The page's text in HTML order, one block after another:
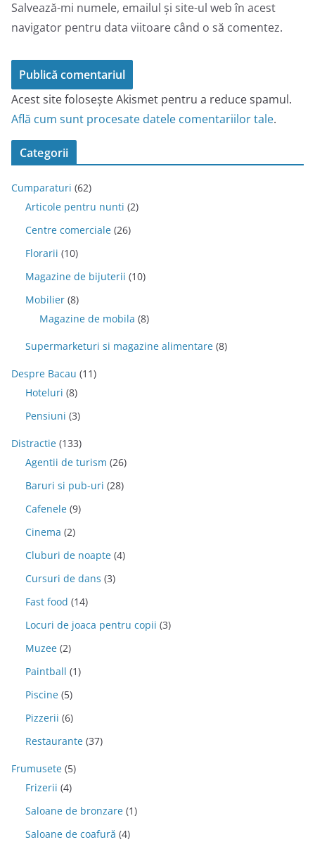
Salvează-mi numele, emailul și site-ul web în acest
navigator pentru data viitoare când o să comentez.
Acest site folosește Akismet pentru a reduce spamul.
Află cum sunt procesate datele comentariilor tale.
Categorii
Cumparaturi (62)
Articole pentru nunti (2)
Centre comerciale (26)
Florarii (10)
Magazine de bijuterii (10)
Mobilier (8)
Magazine de mobila (8)
Supermarketuri si magazine alimentare (8)
Despre Bacau (11)
Hoteluri (8)
Pensiuni (3)
Distractie (133)
Agentii de turism (26)
Baruri si pub-uri (28)
Cafenele (9)
Cinema (2)
Cluburi de noapte (4)
Cursuri de dans (3)
Fast food (14)
Locuri de joaca pentru copii (3)
Muzee (2)
Paintball (1)
Piscine (5)
Pizzerii (6)
Restaurante (37)
Frumusete (5)
Frizerii (4)
Saloane de bronzare (1)
Saloane de coafură (4)